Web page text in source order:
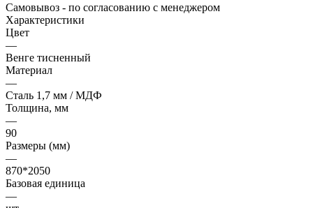
Самовывоз - по согласованию с менеджером
Характеристики
Цвет
—
Венге тисненный
Материал
—
Сталь 1,7 мм / МДФ
Толщина, мм
—
90
Размеры (мм)
—
870*2050
Базовая единица
—